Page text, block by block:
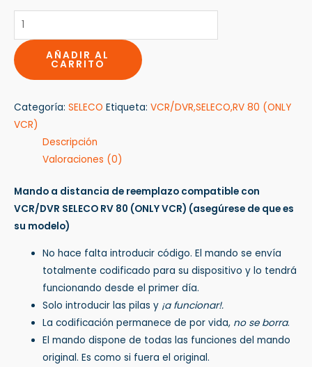
AÑADIR AL
CARRITO
Categoría: SELECO Etiqueta: VCR/DVR,SELECO,RV 80 (ONLY
VCR)
Descripción
Valoraciones (0)
Mando a distancia de reemplazo compatible con
VCR/DVR SELECO RV 80 (ONLY VCR) (asegúrese de que es
su modelo)
No hace falta introducir código. El mando se envía
totalmente codificado para su dispositivo y lo tendrá
funcionando desde el primer día.
Solo introducir las pilas y ¡a funcionar!.
La codificación permanece de por vida, no se borra.
El mando dispone de todas las funciones del mando
original. Es como si fuera el original.